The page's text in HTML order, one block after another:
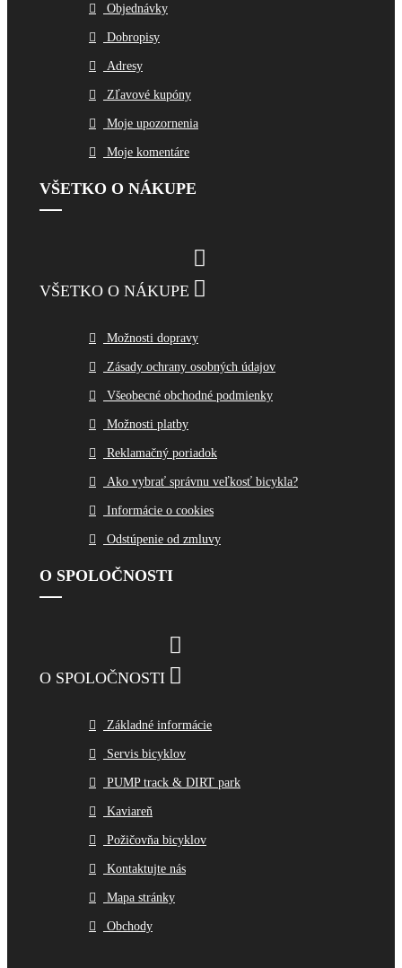
Objednávky
Dobropisy
Adresy
Zľavové kupóny
Moje upozornenia
Moje komentáre
VŠETKO O NÁKUPE
VŠETKO O NÁKUPE


Možnosti dopravy
Zásady ochrany osobných údajov
Všeobecné obchodné podmienky
Možnosti platby
Reklamačný poriadok
Ako vybrať správnu veľkosť bicykla?
Informácie o cookies
Odstúpenie od zmluvy
O SPOLOČNOSTI
O SPOLOČNOSTI


Základné informácie
Servis bicyklov
PUMP track & DIRT park
Kaviareň
Požičovňa bicyklov
Kontaktujte nás
Mapa stránky
Obchody